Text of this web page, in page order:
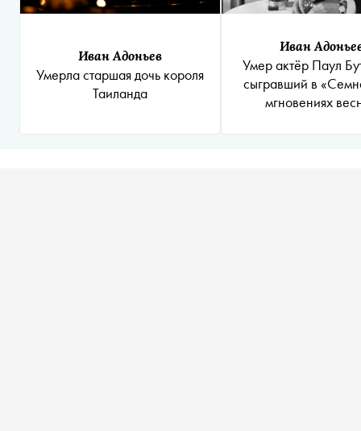
Иван Адоньев
Умерла старшая дочь короля
Таиланда
Иван
Умер актёр Паул
сыгравший в
мгновениях